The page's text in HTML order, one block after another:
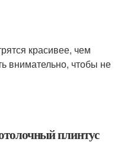
красивее, чем
внимательно, чтобы не
плинтус